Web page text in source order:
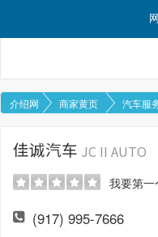
介绍网 商家黄页 汽车服
佳诚汽车 JC II AUTO
我要第
(917) 995-7666